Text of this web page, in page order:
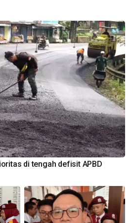
di tengah defisit APBD